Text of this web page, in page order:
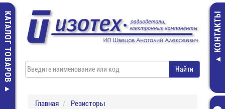
КАТАЛОГ ТОВАРОВ КОНТАКТЫ
Главная
Резисторы